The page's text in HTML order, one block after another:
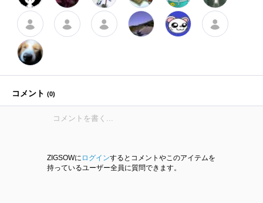
コメント (0)
ZIGSOWに ログインするとコメントやこのアイテムを
持っているユーザー全員に質問できます。